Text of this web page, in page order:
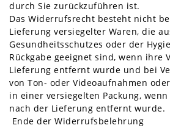
durch Sie zurückzuführen ist.
Das Widerrufsrecht besteht nicht
Lieferung versiegelter Waren, die
Gesundheitsschutzes oder der
Rückgabe geeignet sind, wenn ihre
Lieferung entfernt wurde und bei
von Ton- oder Videoaufnahmen
in einer versiegelten Packung,
nach der Lieferung entfernt wurde.
Ende der Widerrufsbelehrung